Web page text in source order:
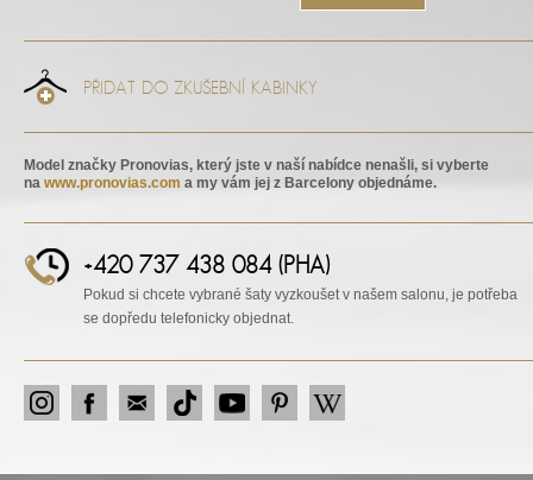
PŘIDAT DO ZKUŠEBNÍ KABINKY
Model značky Pronovias, který jste v naší nabídce nenašli, si vyberte
na www.pronovias.com a my vám jej z Barcelony objednáme.
+420 737 438 084 (PHA)
Pokud si chcete vybrané šaty vyzkoušet v našem salonu, je potřeba
se dopředu telefonicky objednat.